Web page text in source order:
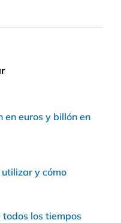
en euros y billón en
y cómo
todos los tiempos